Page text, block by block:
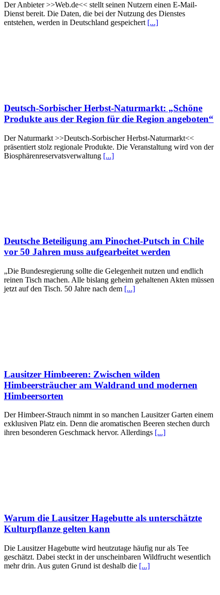
Der Anbieter >>Web.de<< stellt seinen Nutzern einen E-Mail-
Dienst bereit. Die Daten, die bei der Nutzung des Dienstes
entstehen, werden in Deutschland gespeichert [...]
Deutsch-Sorbischer Herbst-Naturmarkt: „Schöne
Produkte aus der Region für die Region angeboten“
Der Naturmarkt >>Deutsch-Sorbischer Herbst-Naturmarkt<<
präsentiert stolz regionale Produkte. Die Veranstaltung wird von der
Biosphärenreservatsverwaltung [...]
Deutsche Beteiligung am Pinochet-Putsch in Chile
vor 50 Jahren muss aufgearbeitet werden
„Die Bundesregierung sollte die Gelegenheit nutzen und endlich
reinen Tisch machen. Alle bislang geheim gehaltenen Akten müssen
jetzt auf den Tisch. 50 Jahre nach dem [...]
Lausitzer Himbeeren: Zwischen wilden
Himbeersträucher am Waldrand und modernen
Himbeersorten
Der Himbeer-Strauch nimmt in so manchen Lausitzer Garten einem
exklusiven Platz ein. Denn die aromatischen Beeren stechen durch
ihren besonderen Geschmack hervor. Allerdings [...]
Warum die Lausitzer Hagebutte als unterschätzte
Kulturpflanze gelten kann
Die Lausitzer Hagebutte wird heutzutage häufig nur als Tee
geschätzt. Dabei steckt in der unscheinbaren Wildfrucht wesentlich
mehr drin. Aus guten Grund ist deshalb die [...]